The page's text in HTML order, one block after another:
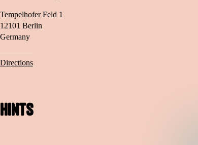
Tempelhofer Feld 1
12101 Berlin
Germany
Directions
Hints